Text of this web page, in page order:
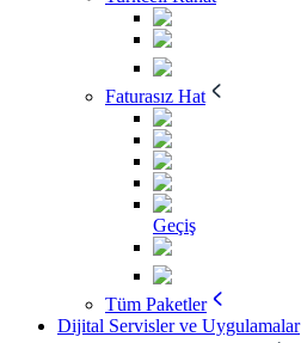
Faturasız Hat
Geçiş
Tüm Paketler
Dijital Servisler ve Uygulamalar